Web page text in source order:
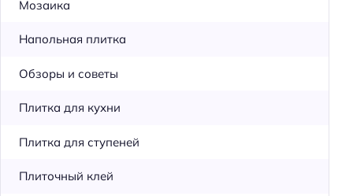
Мозаика
Напольная плитка
Обзоры и советы
Плитка для кухни
Плитка для ступеней
Плиточный клей